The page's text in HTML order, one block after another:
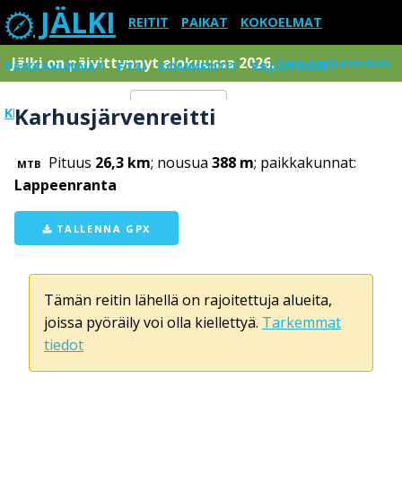
JÄLKI REITIT PAIKAT KOKOELMAT
PAIKKAKUNNAT ETSI KOMMENTIT RAJOITUKSET
KIRJAUDU SISÄÄN Menu
Jälki on päivittynnyt elokuussa 2026.Lue tarkemmin
Karhusjärvenreitti
MTB Pituus 26,3 km; nousua 388 m; paikkakunnat:
Lappeenranta
TALLENNA GPX
Tämän reitin lähellä on rajoitettuja alueita,
joissa pyöräily voi olla kiellettyä. Tarkemmat
tiedot